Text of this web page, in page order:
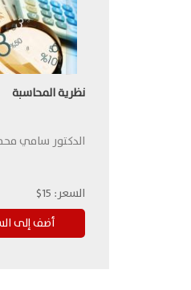
نظرية المحاسبة
الدكتور سامي
السعر: 15$